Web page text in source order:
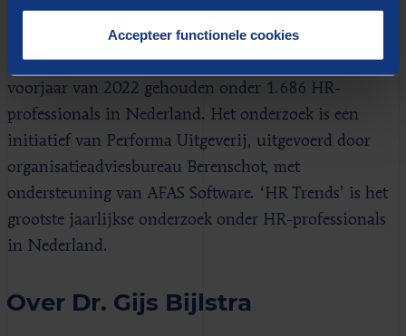
Accepteer functionele cookies
Over het onderzoek
Het jaarlijks terugkerend HR Trendonderzoek is in het
voorjaar van 2022 gehouden onder 1.686 HR-
professionals in Nederland. Het onderzoek is een
initiatief van Performa Uitgeverij, uitgevoerd door
organisatieadviesbureau Berenschot, met
ondersteuning van AFAS Software. ‘HR Trends’ is het
grootste jaarlijkse onderzoek onder HR-professionals
in Nederland.
Over Dr. Gijs Bijlstra